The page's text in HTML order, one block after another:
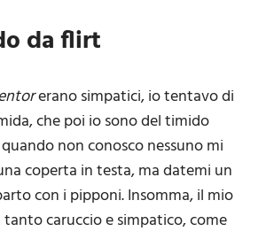
da flirt
erano simpatici, io tentavo di
che poi io sono del timido
non conosco nessuno mi
coperta in testa, ma datemi un
con i pipponi. Insomma, il mio
caruccio e simpatico, come